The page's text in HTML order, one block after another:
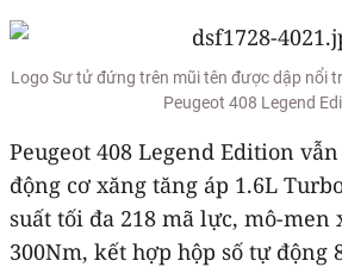
Logo Sư tử đứng trên mũi tên được dập nổi
Peugeot 408 Legend
Peugeot 408 Legend Edition
động cơ xăng tăng áp 1.6L
suất tối đa 218 mã lực, mô-men
300Nm, kết hợp hộp số tự động